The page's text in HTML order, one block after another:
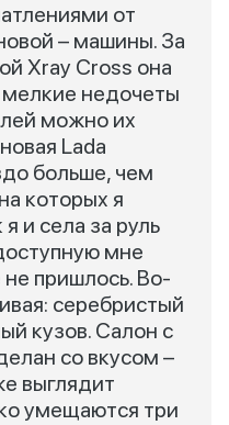
от
– машины. За
Xray Cross она
мелкие недочеты
можно их
Lada
больше, чем
которых я
и села за руль
мне
пришлось. Во-
серебристый
кузов. Салон с
со вкусом –
выглядит
умещаются три